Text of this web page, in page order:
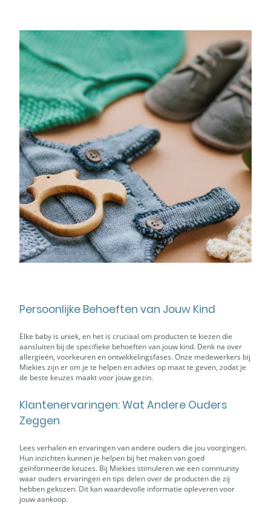
Persoonlijke Behoeften van Jouw Kind
Elke baby is uniek, en het is cruciaal om producten te kiezen die
aansluiten bij de specifieke behoeften van jouw kind. Denk na over
allergieën, voorkeuren en ontwikkelingsfases. Onze medewerkers bij
Miekies zijn er om je te helpen en advies op maat te geven, zodat je
de beste keuzes maakt voor jouw gezin.
Klantenervaringen: Wat Andere Ouders
Zeggen
Lees verhalen en ervaringen van andere ouders die jou voorgingen.
Hun inzichten kunnen je helpen bij het maken van goed
geïnformeerde keuzes. Bij Miekies stimuleren we een community
waar ouders ervaringen en tips delen over de producten die zij
hebben gekozen. Dit kan waardevolle informatie opleveren voor
jouw aankoop.